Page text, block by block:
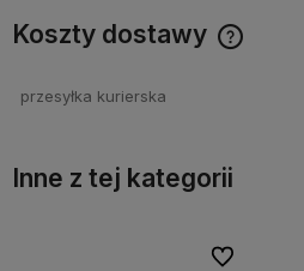
Koszty dostawy
przesyłka kurierska
Inne z tej kategorii
Do ulubionych
Do ulubionych